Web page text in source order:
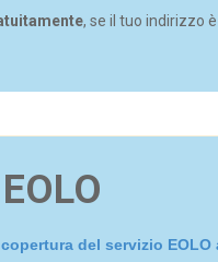
, se il tuo indirizzo
del servizio EOLO